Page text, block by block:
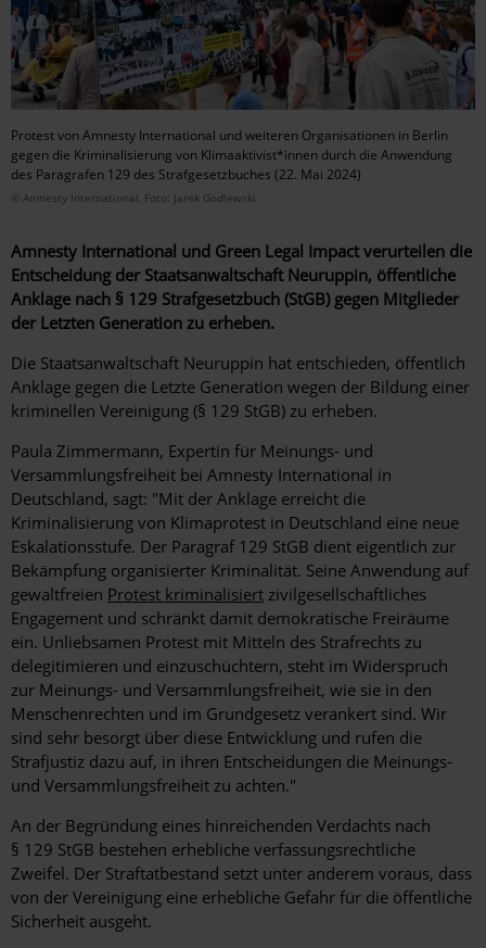
Protest von Amnesty International und weiteren Organisationen in Berlin
gegen die Kriminalisierung von Klimaaktivist*innen durch die Anwendung
des Paragrafen 129 des Strafgesetzbuches (22. Mai 2024)
© Amnesty International, Foto: Jarek Godlewski
Amnesty International und Green Legal Impact verurteilen die
Entscheidung der Staatsanwaltschaft Neuruppin, öffentliche
Anklage nach § 129 Strafgesetzbuch (StGB) gegen Mitglieder
der Letzten Generation zu erheben.
Die Staatsanwaltschaft Neuruppin hat entschieden, öffentlich
Anklage gegen die Letzte Generation wegen der Bildung einer
kriminellen Vereinigung (§ 129 StGB) zu erheben.
Paula Zimmermann, Expertin für Meinungs- und
Versammlungsfreiheit bei Amnesty International in
Deutschland, sagt: "Mit der Anklage erreicht die
Kriminalisierung von Klimaprotest in Deutschland eine neue
Eskalationsstufe. Der Paragraf 129 StGB dient eigentlich zur
Bekämpfung organisierter Kriminalität. Seine Anwendung auf
gewaltfreien Protest kriminalisiert zivilgesellschaftliches
Engagement und schränkt damit demokratische Freiräume
ein. Unliebsamen Protest mit Mitteln des Strafrechts zu
delegitimieren und einzuschüchtern, steht im Widerspruch
zur Meinungs- und Versammlungsfreiheit, wie sie in den
Menschenrechten und im Grundgesetz verankert sind. Wir
sind sehr besorgt über diese Entwicklung und rufen die
Strafjustiz dazu auf, in ihren Entscheidungen die Meinungs-
und Versammlungsfreiheit zu achten."
An der Begründung eines hinreichenden Verdachts nach
§ 129 StGB bestehen erhebliche verfassungsrechtliche
Zweifel. Der Straftatbestand setzt unter anderem voraus, dass
von der Vereinigung eine erhebliche Gefahr für die öffentliche
Sicherheit ausgeht.